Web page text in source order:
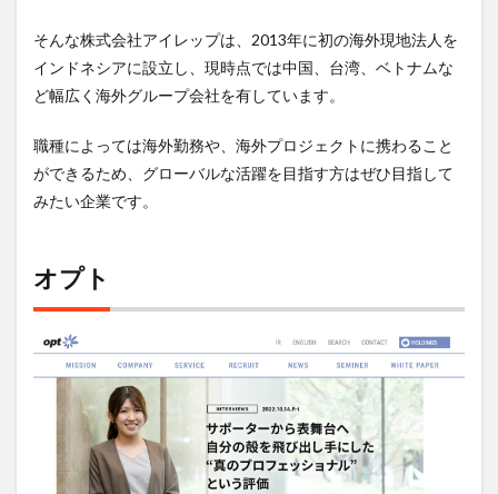
そんな株式会社アイレップは、2013年に初の海外現地法人を
インドネシアに設立し、現時点では中国、台湾、ベトナムな
ど幅広く海外グループ会社を有しています。
職種によっては海外勤務や、海外プロジェクトに携わること
ができるため、グローバルな活躍を目指す方はぜひ目指して
みたい企業です。
オプト